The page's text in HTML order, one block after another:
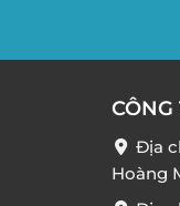
Địa
Hoàng